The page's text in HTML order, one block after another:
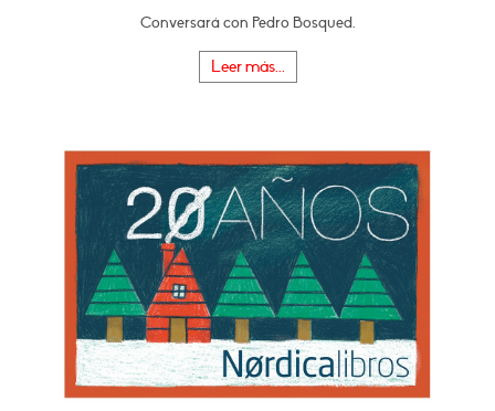
Conversará con Pedro Bosqued.
Leer más...